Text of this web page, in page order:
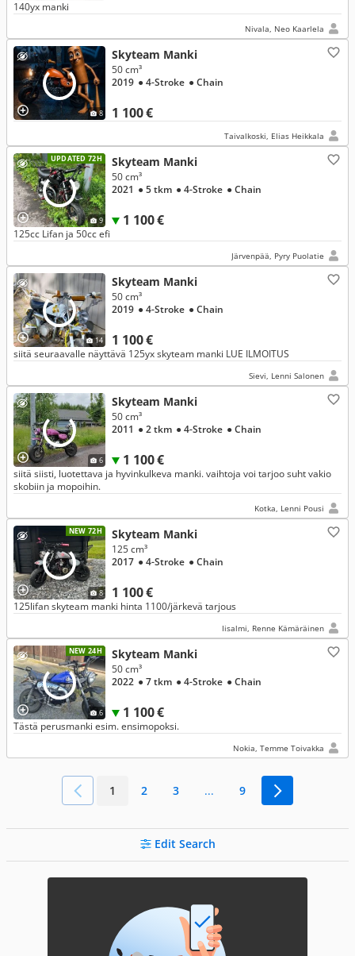
140yx manki
Nivala, Neo Kaarlela
8
Skyteam Manki
1 100 €
50 cm³
2019 ● 4-Stroke ● Chain
Taivalkoski, Elias Heikkala
UPDATED 72H
9
Skyteam Manki
1 100 €
50 cm³
2021 ● 5 tkm ● 4-Stroke ● Chain
125cc Lifan ja 50cc efi
Järvenpää, Pyry Puolatie
14
Skyteam Manki
1 100 €
50 cm³
2019 ● 4-Stroke ● Chain
siitä seuraavalle näyttävä 125yx skyteam manki LUE ILMOITUS
Sievi, Lenni Salonen
6
Skyteam Manki
1 100 €
50 cm³
2011 ● 2 tkm ● 4-Stroke ● Chain
siitä siisti, luotettava ja hyvinkulkeva manki. vaihtoja voi tarjoo suht vakio
skobiin ja mopoihin.
Kotka, Lenni Pousi
NEW 72H
8
Skyteam Manki
1 100 €
125 cm³
2017 ● 4-Stroke ● Chain
125lifan skyteam manki hinta 1100/järkevä tarjous
Iisalmi, Renne Kämäräinen
NEW 24H
6
Skyteam Manki
1 100 €
50 cm³
2022 ● 7 tkm ● 4-Stroke ● Chain
Tästä perusmanki esim. ensimopoksi.
Nokia, Temme Toivakka
1 2 3 ... 9
Edit Search